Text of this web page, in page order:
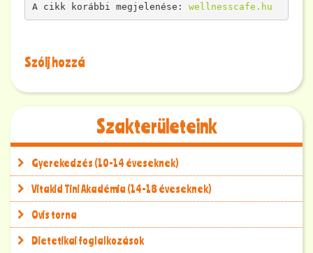
A cikk korábbi megjelenése: wellnesscafe.hu
Szólj hozzá
Szakterületeink
Gyerekedzés (10-14 éveseknek)
Vitakid Tini Akadémia (14-18 éveseknek)
Ovis torna
Dietetikai foglalkozások